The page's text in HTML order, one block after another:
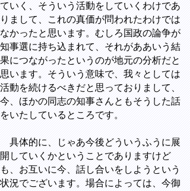
ていく、そういう活動をしていくわけであ
りまして、これの真価が問われたわけでは
なかったと思います。むしろ国政の論争が
知事選に持ち込まれて、それがああいう結
果につながったというのが地元の分析だと
思います。そういう意味で、我々としては
活動を続けるべきだと思っておりまして、
今、ほかの同志の知事さんともそうした話
をいたしているところです。
具体的に、じゃあ今後どういうふうに展
開していくかということでありますけど
も、お互いに今、話し合いをしようという
状況でございます。場合によっては、今御